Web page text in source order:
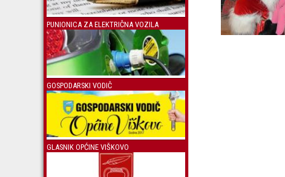
PUNIONICA ZA ELEKTRIČNA VOZILA
GOSPODARSKI VODIČ
GLASNIK OPĆINE VIŠKOVO